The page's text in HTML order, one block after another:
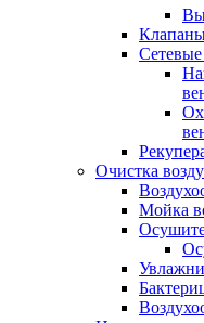
Очистка
Мойка